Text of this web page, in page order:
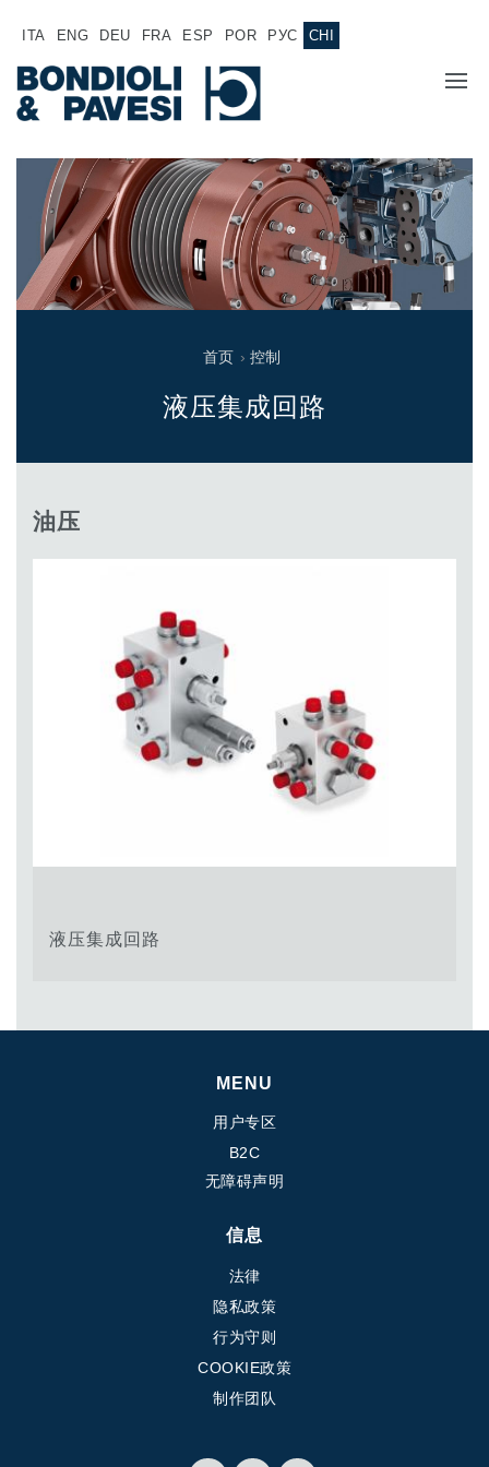
ITA ENG DEU FRA ESP POR РУС CHI
主页
产品
应用
动力传输
万向传动轴
专为 Bondioli & Pavesi 制造的齿轮变速箱
平行轴齿轮变速箱
特殊应用齿轮变速箱
齿轮泵和马达
开路式轴向柱塞泵
Motori elettrici brushless - Serie MS
专为 Bondioli & Pavesi 制造 的内齿轮油泵和滚切式马达
液压集成回路
热交换
首页 › 控制
液压集成回路
油压
液压集成回路
MENU
用户专区
B2C
无障碍声明
信息
法律
隐私政策
行为守则
COOKIE政策
制作团队